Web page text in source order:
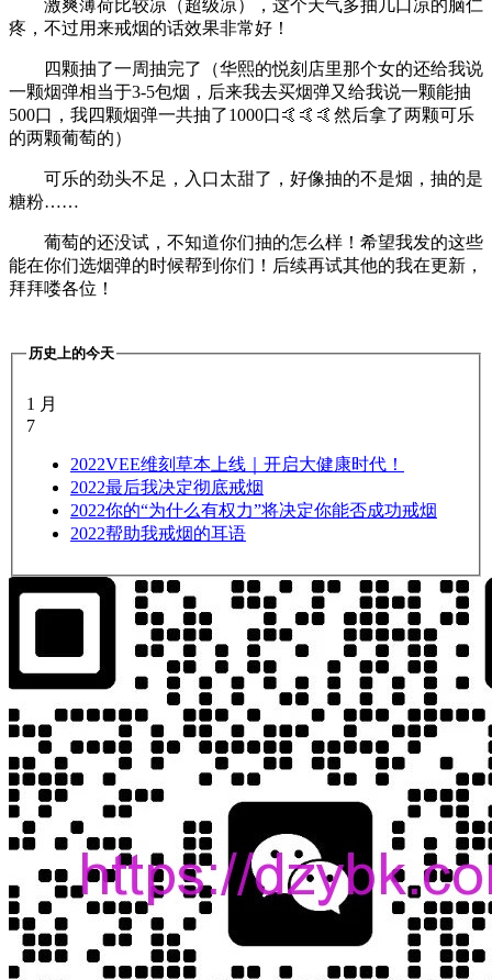
激爽薄荷比较凉（超级凉），这个天气多抽几口凉的脑仁
疼，不过用来戒烟的话效果非常好！
四颗抽了一周抽完了（华熙的悦刻店里那个女的还给我说
一颗烟弹相当于3-5包烟，后来我去买烟弹又给我说一颗能抽
500口，我四颗烟弹一共抽了1000口🤙🤙🤙然后拿了两颗可乐
的两颗葡萄的）
可乐的劲头不足，入口太甜了，好像抽的不是烟，抽的是
糖粉……
葡萄的还没试，不知道你们抽的怎么样！希望我发的这些
能在你们选烟弹的时候帮到你们！后续再试其他的我在更新，
拜拜喽各位！
历史上的今天
1 月
7
2022VEE维刻草本上线｜开启大健康时代！
2022最后我决定彻底戒烟
2022你的“为什么有权力”将决定你能否成功戒烟
2022帮助我戒烟的耳语